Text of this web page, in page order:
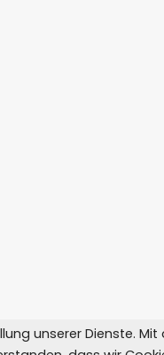
unserer Dienste. Mit